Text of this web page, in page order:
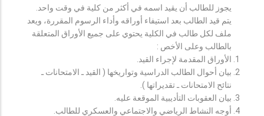
يجوز للطالب أن يقيد اسمه في أكثر من كلية في وقت واحد.
يتم قيد الطالب بعد استيفاء أوراقه وأداء الرسوم المقررة، ويعد
ملف لكل طالب في الكلية يحتوي على جميع الأوراق المتعلقة
بالطالب وعلى الأخص :
الأوراق المقدمة لإجراء القيد.
بيان أحوال الطالب الدراسية وتواريخها ( القيد ـ الامتحانات ـ
نتائح الامتحانات ـ تقديراتها ).
بيان العقوبات التأديبية الموقعة عليه.
أوجه النشاط الرياضي والاجتماعي والعسكري للطالب.